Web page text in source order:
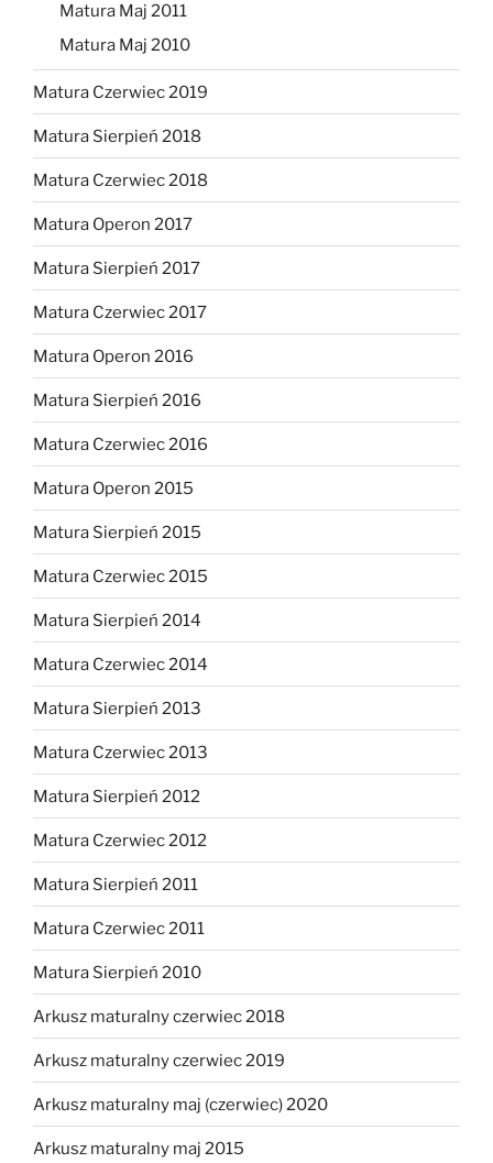
Matura Maj 2011
Matura Maj 2010
Matura Czerwiec 2019
Matura Sierpień 2018
Matura Czerwiec 2018
Matura Operon 2017
Matura Sierpień 2017
Matura Czerwiec 2017
Matura Operon 2016
Matura Sierpień 2016
Matura Czerwiec 2016
Matura Operon 2015
Matura Sierpień 2015
Matura Czerwiec 2015
Matura Sierpień 2014
Matura Czerwiec 2014
Matura Sierpień 2013
Matura Czerwiec 2013
Matura Sierpień 2012
Matura Czerwiec 2012
Matura Sierpień 2011
Matura Czerwiec 2011
Matura Sierpień 2010
Arkusz maturalny czerwiec 2018
Arkusz maturalny czerwiec 2019
Arkusz maturalny maj (czerwiec) 2020
Arkusz maturalny maj 2015